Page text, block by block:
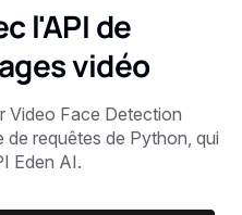
l'API de
vidéo
Video Face Detection
de requêtes de Python, qui
Eden AI.